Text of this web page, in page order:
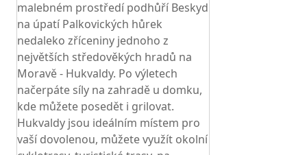
malebném prostředí podhůří Beskyd
na úpatí Palkovických hůrek
nedaleko zříceniny jednoho z
největších středověkých hradů na
Moravě - Hukvaldy. Po výletech
načerpáte síly na zahradě u domku,
kde můžete posedět i grilovat.
Hukvaldy jsou ideálním místem pro
vaší dovolenou, můžete využít okolní